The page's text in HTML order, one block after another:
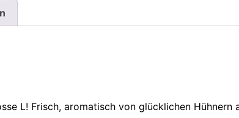
L! Frisch, aromatisch von glücklichen Hühnern